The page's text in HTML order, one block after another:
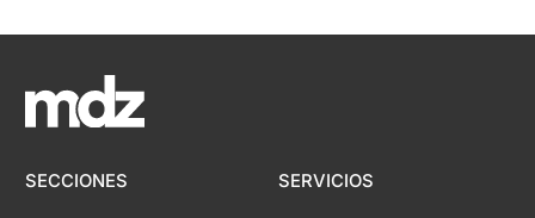
SECCIONES SERVICIOS